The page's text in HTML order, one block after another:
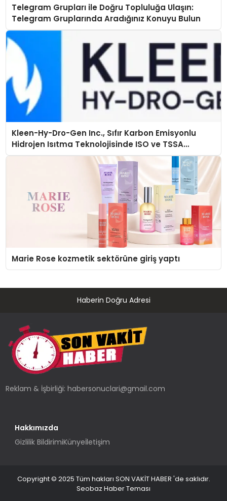
Telegram Grupları ile Doğru Topluluğa Ulaşın:
Telegram Gruplarında Aradığınız Konuyu Bulun
Kleen-Hy-Dro-Gen Inc., Sıfır Karbon Emisyonlu
Hidrojen Isıtma Teknolojisinde ISO ve TSSA
Düzenleyici Onaylarını Aldı
Marie Rose kozmetik sektörüne giriş yaptı
Haberin Doğru Adresi
Reklam & İşbirliği:habersonuclari@gmail.com
Hakkımızda
Gizlilik BildirimiKünyeİletişim
Copyright © 2025 Tüm hakları SON VAKİT HABER 'de saklıdır.
Seobaz Haber Teması